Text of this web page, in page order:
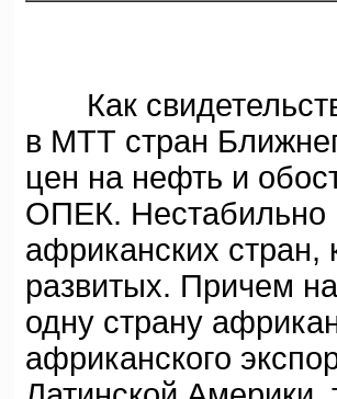
Как
в МТТ стран
цен на нефть и
ОПЕК. Нестабильно
африканских стран,
развитых. Причем
одну страну
африканского